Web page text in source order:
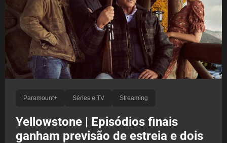
Paramount+ Séries e TV Streaming
Yellowstone | Episódios finais
ganham previsão de estreia e dois